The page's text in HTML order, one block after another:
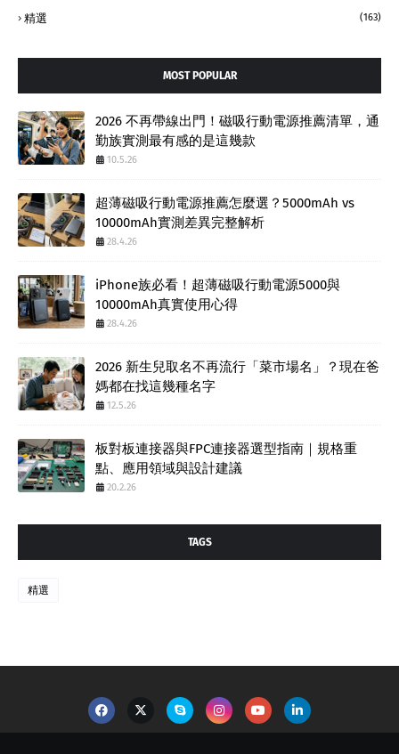
精選 (163)
MOST POPULAR
2026 不再帶線出門！磁吸行動電源推薦清單，通
勤族實測最有感的是這幾款
10.5.26
超薄磁吸行動電源推薦怎麼選？5000mAh vs
10000mAh實測差異完整解析
28.4.26
iPhone族必看！超薄磁吸行動電源5000與
10000mAh真實使用心得
28.4.26
2026 新生兒取名不再流行「菜市場名」？現在爸
媽都在找這幾種名字
12.5.26
板對板連接器與FPC連接器選型指南｜規格重
點、應用領域與設計建議
20.2.26
TAGS
精選